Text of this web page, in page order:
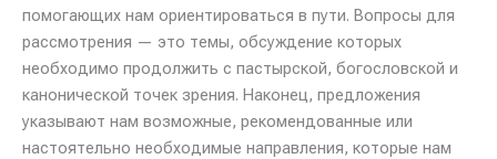
помогающих нам ориентироваться в пути. Вопросы для
рассмотрения — это темы, обсуждение которых
необходимо продолжить с пастырской, богословской и
канонической точек зрения. Наконец, предложения
указывают нам возможные, рекомендованные или
настоятельно необходимые направления, которые нам